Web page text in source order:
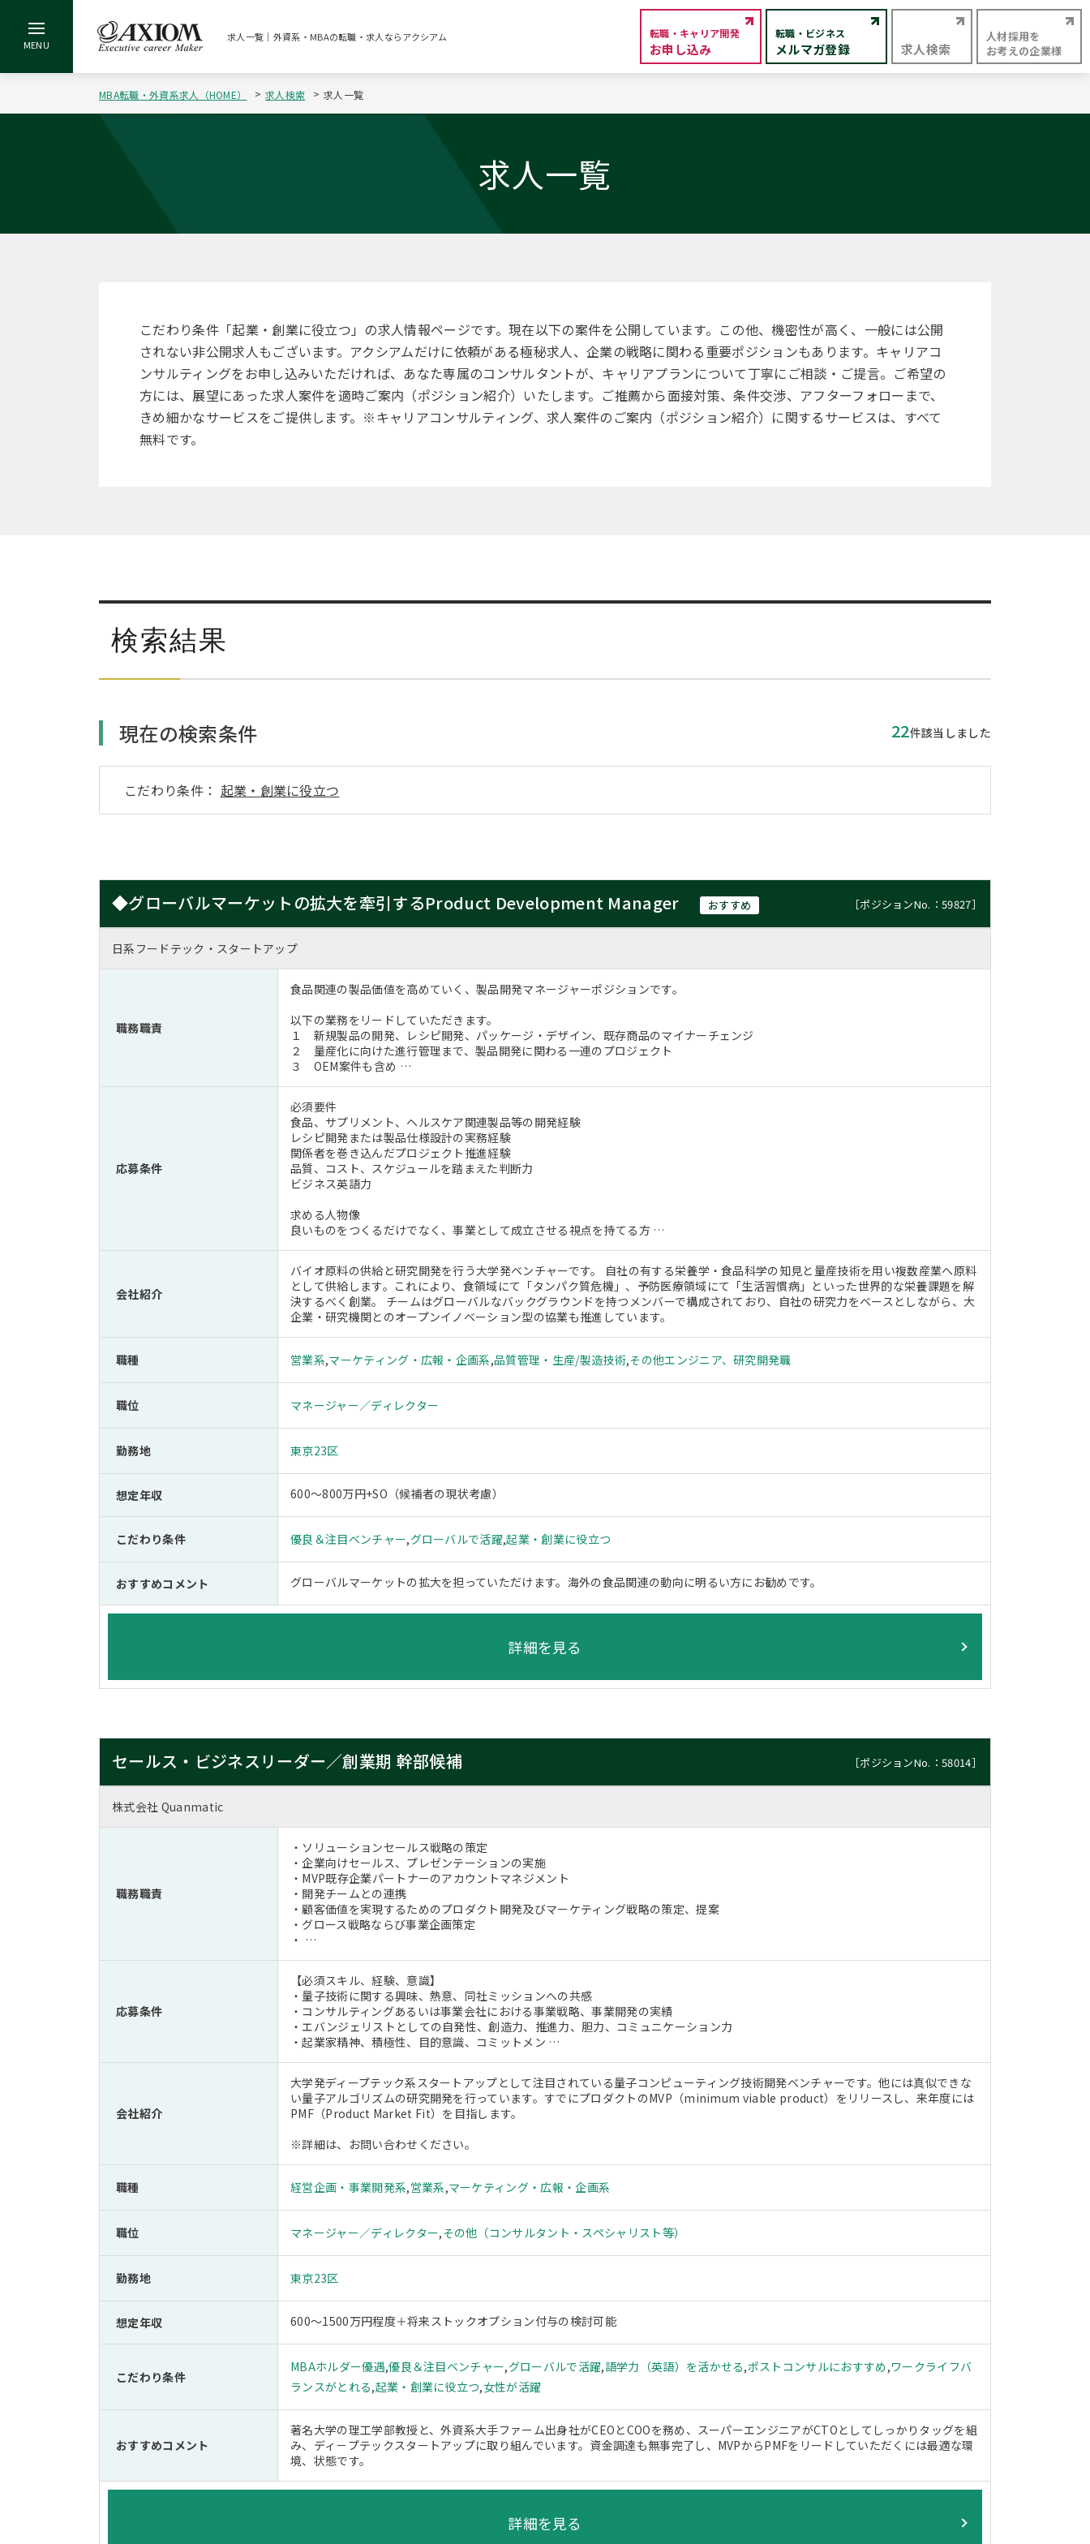
求人一覧｜外資系・MBAの転職・求人ならアクシアム 転職・キャリア開発
お申し込み
転職・ビジネス
メルマガ登録 求人検索
人材採用を
お考えの企業様
MBA転職・外資系求人（HOME） 求人検索 求人一覧
求人一覧
こだわり条件「起業・創業に役立つ」の求人情報ページです。現在以下の案件を公開しています。この他、機密性が高く、一般には公開
されない非公開求人もございます。アクシアムだけに依頼がある極秘求人、企業の戦略に関わる重要ポジションもあります。キャリアコ
ンサルティングをお申し込みいただければ、あなた専属のコンサルタントが、キャリアプランについて丁寧にご相談・ご提言。ご希望の
方には、展望にあった求人案件を適時ご案内（ポジション紹介）いたします。ご推薦から面接対策、条件交渉、アフターフォローまで、
きめ細かなサービスをご提供します。※キャリアコンサルティング、求人案件のご案内（ポジション紹介）に関するサービスは、すべて
無料です。
検索結果
現在の検索条件 22件該当しました
こだわり条件： 起業・創業に役立つ
◆グローバルマーケットの拡大を牽引するProduct Development Manager おすすめ ［ポジションNo.：59827］
日系フードテック・スタートアップ
職務職責
食品関連の製品価値を高めていく、製品開発マネージャーポジションです。
以下の業務をリードしていただきます。
１ 新規製品の開発、レシピ開発、パッケージ・デザイン、既存商品のマイナーチェンジ
２ 量産化に向けた進行管理まで、製品開発に関わる一連のプロジェクト
３ OEM案件も含め …
応募条件
必須要件
食品、サプリメント、ヘルスケア関連製品等の開発経験
レシピ開発または製品仕様設計の実務経験
関係者を巻き込んだプロジェクト推進経験
品質、コスト、スケジュールを踏まえた判断力
ビジネス英語力
求める人物像
良いものをつくるだけでなく、事業として成立させる視点を持てる方 …
会社紹介
バイオ原料の供給と研究開発を行う大学発ベンチャーです。 自社の有する栄養学・食品科学の知見と量産技術を用い複数産業へ原料
として供給します。これにより、食領域にて「タンパク質危機」、予防医療領域にて「生活習慣病」といった世界的な栄養課題を解
決するべく創業。 チームはグローバルなバックグラウンドを持つメンバーで構成されており、自社の研究力をベースとしながら、大
企業・研究機関とのオープンイノベーション型の協業も推進しています。
職種 営業系,マーケティング・広報・企画系,品質管理・生産/製造技術,その他エンジニア、研究開発職
職位 マネージャー／ディレクター
勤務地 東京23区
想定年収 600～800万円+SO（候補者の現状考慮）
こだわり条件 優良＆注目ベンチャー,グローバルで活躍,起業・創業に役立つ
おすすめコメント グローバルマーケットの拡大を担っていただけます。海外の食品関連の動向に明るい方にお勧めです。
詳細を見る
セールス・ビジネスリーダー／創業期 幹部候補 ［ポジションNo.：58014］
株式会社 Quanmatic
職務職責
・ソリューションセールス戦略の策定
・企業向けセールス、プレゼンテーションの実施
・MVP既存企業パートナーのアカウントマネジメント
・開発チームとの連携
・顧客価値を実現するためのプロダクト開発及びマーケティング戦略の策定、提案
・グロース戦略ならび事業企画策定
・ …
応募条件
【必須スキル、経験、意識】
・量子技術に関する興味、熱意、同社ミッションへの共感
・コンサルティングあるいは事業会社における事業戦略、事業開発の実績
・エバンジェリストとしての自発性、創造力、推進力、胆力、コミュニケーション力
・起業家精神、積極性、目的意識、コミットメン …
会社紹介
大学発ディープテック系スタートアップとして注目されている量子コンピューティング技術開発ベンチャーです。他には真似できな
い量子アルゴリズムの研究開発を行っています。すでにプロダクトのMVP（minimum viable product）をリリースし、来年度には
PMF（Product Market Fit）を目指します。
※詳細は、お問い合わせください。
職種 経営企画・事業開発系,営業系,マーケティング・広報・企画系
職位 マネージャー／ディレクター,その他（コンサルタント・スペシャリスト等）
勤務地 東京23区
想定年収 600～1500万円程度＋将来ストックオプション付与の検討可能
こだわり条件
MBAホルダー優遇,優良＆注目ベンチャー,グローバルで活躍,語学力（英語）を活かせる,ポストコンサルにおすすめ ,ワークライフバ
ランスがとれる,起業・創業に役立つ,女性が活躍
おすすめコメント
著名大学の理工学部教授と、外資系大手ファーム出身社がCEOとCOOを務め、スーパーエンジニアがCTOとしてしっかりタッグを組
み、ディ－プテックスタートアップに取り組んでいます。資金調達も無事完了し、MVPからPMFをリードしていただくには最適な環
境、状態です。
詳細を見る